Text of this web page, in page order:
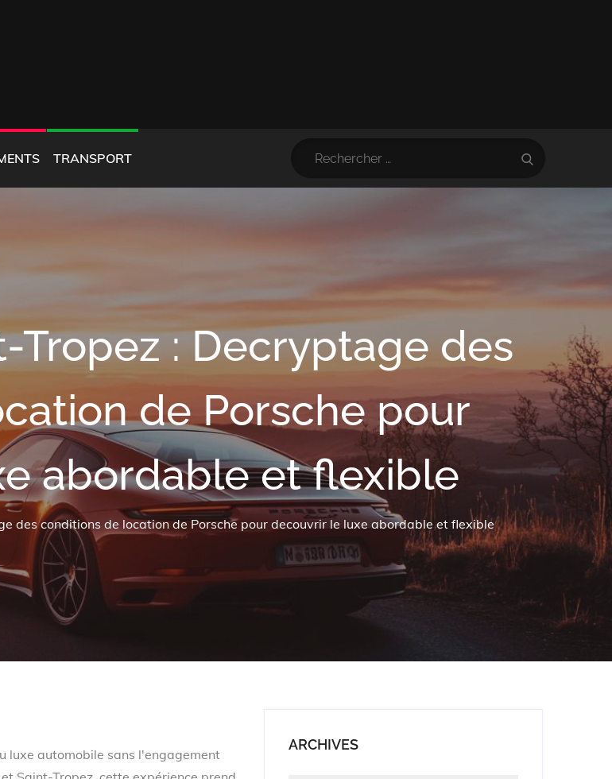
TRANSPORT
Tropez : Decryptage des
de Porsche pour
abordable et flexible
des conditions de location de Porsche pour decouvrir le luxe abordable et flexible
luxe automobile sans l'engagement
ARCHIVES